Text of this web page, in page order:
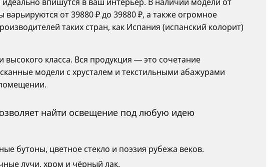
от 39880 ₽ до 39880 ₽, а также огромное
таких стран, как Испания (испанский колорит)
высокого класса. Вся продукция — это сочетание
модели с хрусталем и текстильными абажурами
найти освещение под любую идею
бутоны, цветное стекло и поэзия рубежа веков.
лучи, хром и чёрный лак.